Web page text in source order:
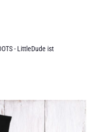
- LittleDude ist